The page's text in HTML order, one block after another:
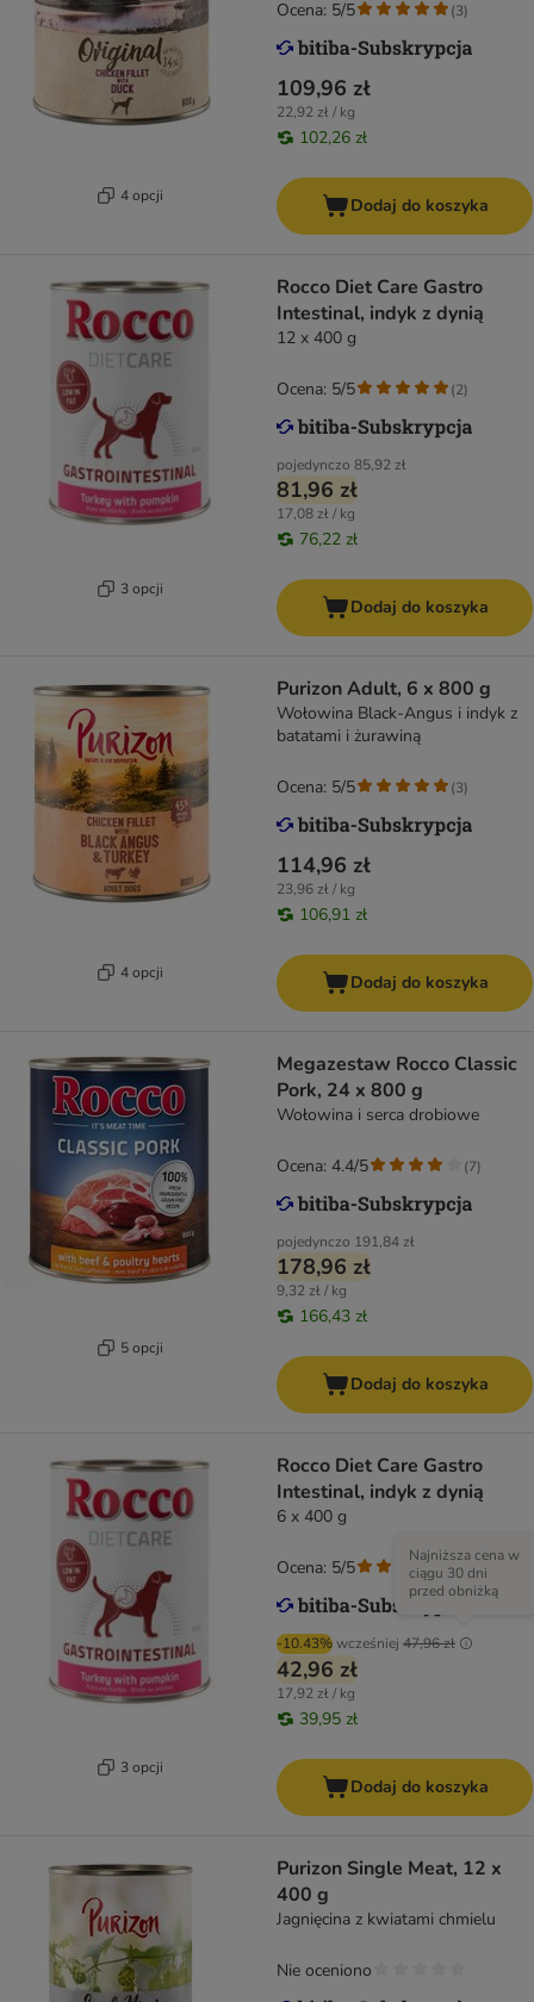
4 opcji
109,96 zł
22,92 zł / kg
102,26 zł
Ocena: 5/5 (3)
Dodaj do koszyka
3 opcji
Rocco Diet Care Gastro
Intestinal, indyk z dynią
12 x 400 g
pojedynczo 85,92 zł
81,96 zł
17,08 zł / kg
76,22 zł
Ocena: 5/5 (2)
Dodaj do koszyka
4 opcji
Purizon Adult, 6 x 800 g
Wołowina Black-Angus i indyk z
batatami i żurawiną
114,96 zł
23,96 zł / kg
106,91 zł
Ocena: 5/5 (3)
Dodaj do koszyka
5 opcji
Megazestaw Rocco Classic
Pork, 24 x 800 g
Wołowina i serca drobiowe
pojedynczo 191,84 zł
178,96 zł
9,32 zł / kg
166,43 zł
Ocena: 4.4/5 (7)
Dodaj do koszyka
3 opcji
Rocco Diet Care Gastro
Intestinal, indyk z dynią
6 x 400 g
-10.43%wcześniej 47,96 zł
Najniższa cena w
ciągu 30 dni
przed obniżką
42,96 zł
17,92 zł / kg
39,95 zł
Ocena: 5/5 (2
Dodaj do koszyka
Purizon Single Meat, 12 x
400 g
Jagnięcina z kwiatami chmielu
Nie oceniono